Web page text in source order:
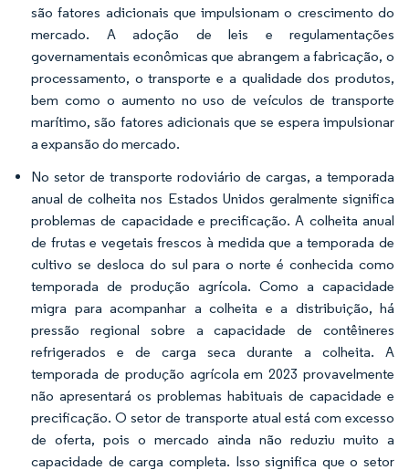
são fatores adicionais que impulsionam o crescimento do
mercado. A adoção de leis e regulamentações
governamentais econômicas que abrangem a fabricação, o
processamento, o transporte e a qualidade dos produtos,
bem como o aumento no uso de veículos de transporte
marítimo, são fatores adicionais que se espera impulsionar
a expansão do mercado.
No setor de transporte rodoviário de cargas, a temporada
anual de colheita nos Estados Unidos geralmente significa
problemas de capacidade e precificação. A colheita anual
de frutas e vegetais frescos à medida que a temporada de
cultivo se desloca do sul para o norte é conhecida como
temporada de produção agrícola. Como a capacidade
migra para acompanhar a colheita e a distribuição, há
pressão regional sobre a capacidade de contêineres
refrigerados e de carga seca durante a colheita. A
temporada de produção agrícola em 2023 provavelmente
não apresentará os problemas habituais de capacidade e
precificação. O setor de transporte atual está com excesso
de oferta, pois o mercado ainda não reduziu muito a
capacidade de carga completa. Isso significa que o setor